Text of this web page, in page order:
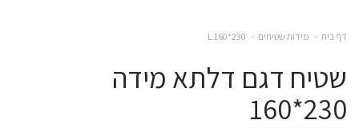
דף בית מידות שטיחים 230*160 L
שטיח דגם דלתא מידה
230*160